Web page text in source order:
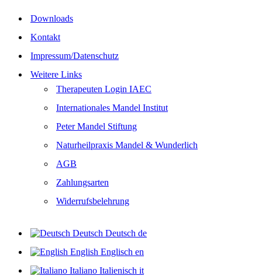
Downloads
Kontakt
Impressum/Datenschutz
Weitere Links
Therapeuten Login IAEC
Internationales Mandel Institut
Peter Mandel Stiftung
Naturheilpraxis Mandel & Wunderlich
AGB
Zahlungsarten
Widerrufsbelehrung
Deutsch Deutsch de
English Englisch en
Italiano Italienisch it